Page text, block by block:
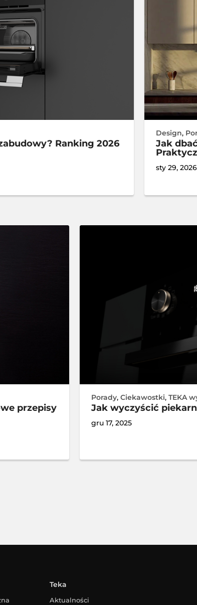
Ranking 2026
Design,
Jak
sty 29, 2026
przepisy
Porady,Ciekawostki,TEKA
Jak wyczyścić
gru 17, 2025
Teka
Aktualności